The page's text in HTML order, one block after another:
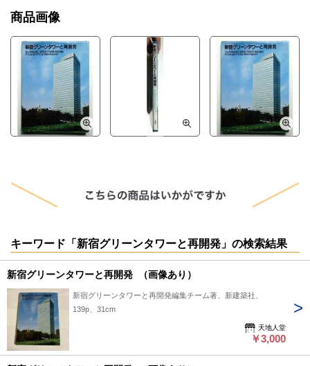
商品画像
キーワード「新宿グリーンタワーと再開発」の検索結果
新宿グリーンタワーと再開発 （画像あり）
新宿グリーンタワーと再開発編集チーム著、新建築社、
139p、31cm
天地人堂
￥3,000